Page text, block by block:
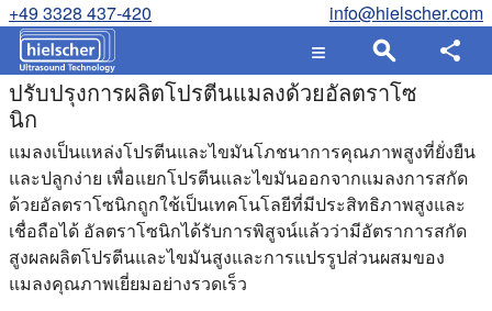
+49 3328 437-420 info@hielscher.com
ปรับปรุงการผลิตโปรตีนแมลงด้วยอัลตราโซ
นิก
แมลงเป็นแหล่งโปรตีนและไขมันโภชนาการคุณภาพสูงที่ยั่งยืน
และปลูกง่าย เพื่อแยกโปรตีนและไขมันออกจากแมลงการสกัด
ด้วยอัลตราโซนิกถูกใช้เป็นเทคโนโลยีที่มีประสิทธิภาพสูงและ
เชื่อถือได้ อัลตราโซนิกได้รับการพิสูจน์แล้วว่ามีอัตราการสกัด
สูงผลผลิตโปรตีนและไขมันสูงและการแปรรูปส่วนผสมของ
แมลงคุณภาพเยี่ยมอย่างรวดเร็ว